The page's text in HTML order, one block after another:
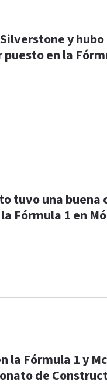
y hubo
en la
tuvo una buena
Fórmula 1 en
la Fórmula 1 y
de